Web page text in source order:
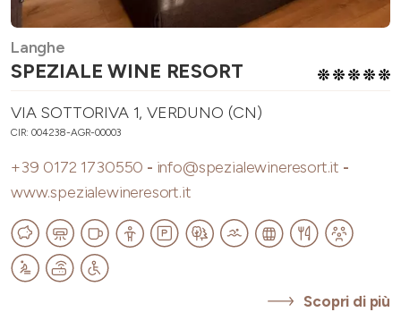
Langhe
SPEZIALE WINE RESORT
VIA SOTTORIVA 1, VERDUNO (CN)
CIR: 004238-AGR-00003
+39 0172 1730550 - info@spezialewineresort.it -
www.spezialewineresort.it
Scopri di più